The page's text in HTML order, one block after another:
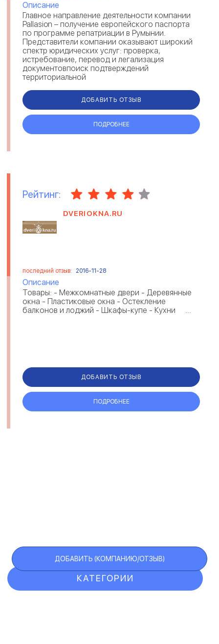
Описание
Главное направление деятельности компании
Pallasion – получение европейского паспорта
по программе репатриации в Румынии.
Представители компании оказывают широкий
спектр юридических услуг: проверка,
истребование, перевод и легализация
документовпоиск подтверждений
территориальной
и организация п...
ДОБАВИТЬ ОТЗЫВ
ПОДРОБНЕЕ
Рейтинг:
DVERIOKNA.RU
последний отзыв: 2016-11-28
Описание
Товары: - Межкомнатные двери - Деревянные
окна - Пластиковые окна - Остекление
балконов и лоджий - Шкафы-купе - Кухни ...
ДОБАВИТЬ ОТЗЫВ
ПОДРОБНЕЕ
КАТЕГОРИИ
ДОБАВИТЬ (КОМПАНИЮ/ОТЗЫВ)